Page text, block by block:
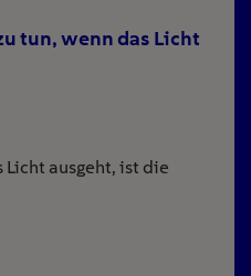
tun, wenn das Licht
Licht ausgeht, ist die